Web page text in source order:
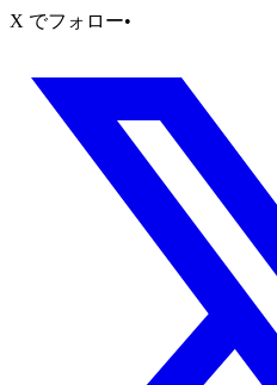
X でフォロー•